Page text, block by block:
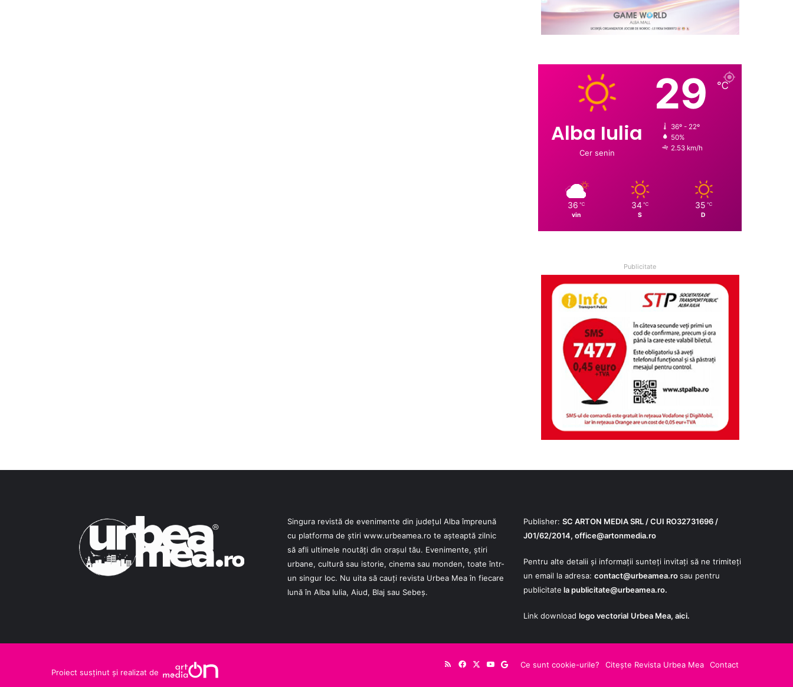
Alba Iulia
Cer senin
29 ℃
36º - 22º
50%
2.53 km/h
36 ℃
vin
34 ℃
S
35 ℃
D
Publicitate
Singura revistă de evenimente din județul Alba împreună
cu platforma de știri www.urbeamea.ro te așteaptă zilnic
să afli ultimele noutăți din orașul tău. Evenimente, știri
urbane, cultură sau istorie, cinema sau monden, toate într-
un singur loc. Nu uita să cauți revista Urbea Mea în fiecare
lună în Alba Iulia, Aiud, Blaj sau Sebeș.
Publisher: SC ARTON MEDIA SRL / CUI RO32731696 /
J01/62/2014, office@artonmedia.ro
Pentru alte detalii și informații sunteți invitați să ne trimiteți
un email la adresa: contact@urbeamea.rosau pentru
publicitate lapublicitate@urbeamea.ro.
Link download logo vectorial Urbea Mea, aici.
Proiect susținut și realizat de
Ce sunt cookie-urile? Citește Revista Urbea Mea Contact
RSSFacebookYouTube
Google